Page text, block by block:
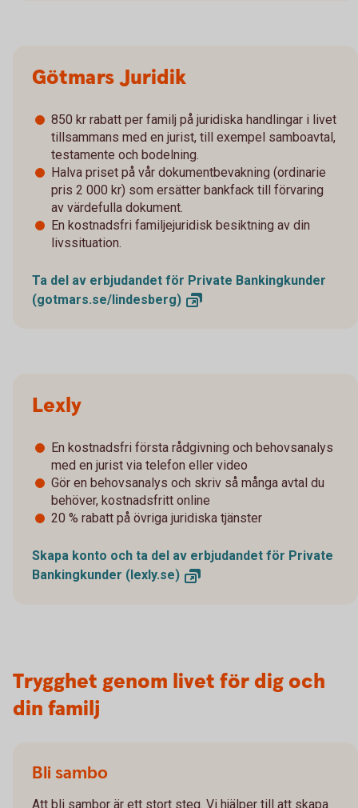
Götmars Juridik
850 kr rabatt per familj på juridiska handlingar i livet
tillsammans med en jurist, till exempel samboavtal,
testamente och bodelning.
Halva priset på vår dokumentbevakning (ordinarie
pris 2 000 kr) som ersätter bankfack till förvaring
av värdefulla dokument.
En kostnadsfri familjejuridisk besiktning av din
livssituation.
Ta del av erbjudandet för Private Bankingkunder
(gotmars.se/lindesberg)
Lexly
En kostnadsfri första rådgivning och behovsanalys
med en jurist via telefon eller video
Gör en behovsanalys och skriv så många avtal du
behöver, kostnadsfritt online
20 % rabatt på övriga juridiska tjänster
Skapa konto och ta del av erbjudandet för Private
Bankingkunder (lexly.se)
Trygghet genom livet för dig och
din familj
Bli sambo
Att bli sambor är ett stort steg. Vi hjälper till att skapa